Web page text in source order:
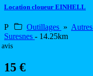
Location cloueur EINHELL
P Outillages » Autres
Suresnes - 14.25km
avis
15 €